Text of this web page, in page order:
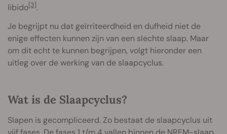
libido[3].
Je begrijpt nu dat geïrriteerdheid en dufheid niet de
enige effecten kunnen zijn van een slechte slaap. Maar
om dit echt te kunnen begrijpen, volgt hieronder een
uitleg over de werking van de slaapcyclus.
Wat is de Slaapcyclus?
Slapen is gecompliceerd. Zo bestaat de slaapcyclus uit